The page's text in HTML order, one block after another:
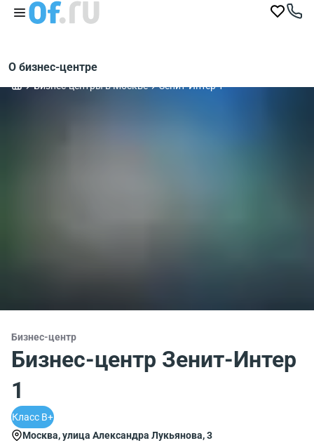
О бизнес-центре
Бизнес-центры в Москве Зенит-Интер 1
Бизнес-центр
Бизнес-центр Зенит-Интер
1
Класс B+
Москва, улица Александра Лукьянова, 3